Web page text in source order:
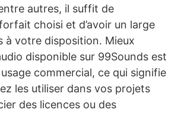
autres, il suffit de
choisi et d’avoir un large
à votre disposition. Mieux
disponible sur 99Sounds est
commercial, ce qui signifie
les utiliser dans vos projets
des licences ou des